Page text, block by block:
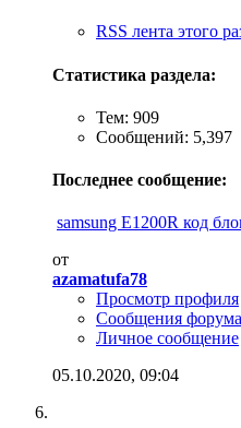
RSS лента этого
Статистика раздела:
Тем: 909
Сообщений: 5,397
Последнее сообщение:
samsung E1200R код
от
azamatufa78
Просмотр профиля
Сообщения форума
Личное сообщение
05.10.2020, 09:04